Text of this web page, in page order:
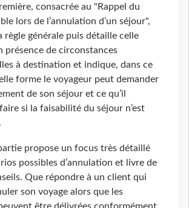
consacrée au "Rappel du
lors de l’annulation d’un séjour",
règle générale puis détaille celle
présence de circonstances
à destination et indique, dans ce
forme le voyageur peut demander
de son séjour et ce qu’il
si la faisabilité du séjour n’est
propose un focus très détaillé
possibles d’annulation et livre de
Que répondre à un client qui
son voyage alors que les
être délivrées conformément